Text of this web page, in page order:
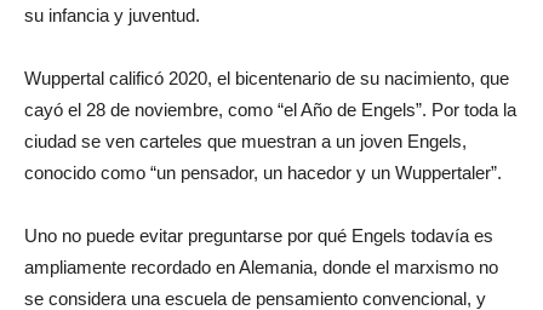
su infancia y juventud.
Wuppertal calificó 2020, el bicentenario de su nacimiento, que
cayó el 28 de noviembre, como “el Año de Engels”. Por toda la
ciudad se ven carteles que muestran a un joven Engels,
conocido como “un pensador, un hacedor y un Wuppertaler”.
Uno no puede evitar preguntarse por qué Engels todavía es
ampliamente recordado en Alemania, donde el marxismo no
se considera una escuela de pensamiento convencional, y